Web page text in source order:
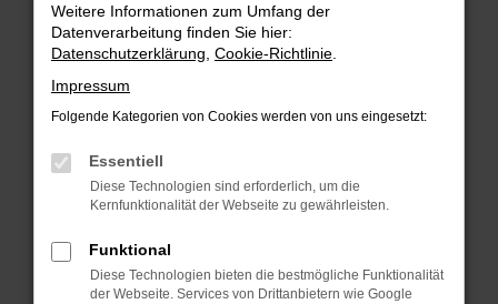
Fehler: Network Error
Beim Laden ist ein Fehler aufgetreten.
Hier sind ein paar Tipps, die dir helfen können:
Überprüfe deine Firewall und deine
Laden andere Webseiten, zum Beispiel
deine Suchmaschine?
Weitere Informationen zum Umfang der
Datenverarbeitung finden Sie hier:
Datenschutzerklärung Cookie-Richtlinie
Impressum
Folgende Kategorien von Cookies werden von uns eingesetzt:
Essentiell
Diese Technologien sind erforderlich, um die
Kernfunktionalität der Webseite zu gewährleisten.
Funktional
Diese Technologien bieten die bestmögliche Funktionalität
der Webseite. Services von Drittanbietern wie Google